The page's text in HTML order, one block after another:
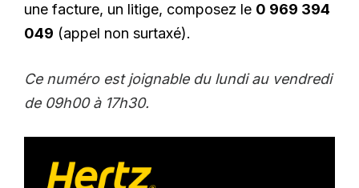
une facture, un litige, composez le 0 969 394
049 (appel non surtaxé).
Ce numéro est joignable du lundi au vendredi
de 09h00 à 17h30.